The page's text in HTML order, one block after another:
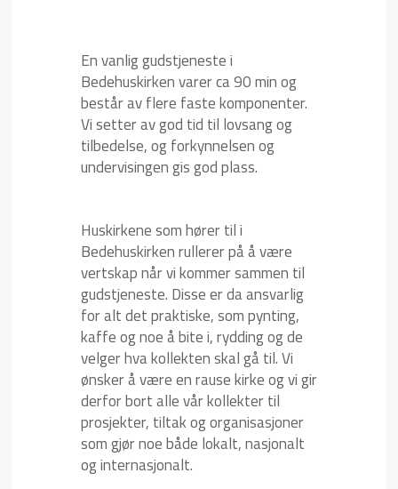
En vanlig gudstjeneste i
Bedehuskirken varer ca 90 min og
består av flere faste komponenter.
Vi setter av god tid til lovsang og
tilbedelse, og forkynnelsen og
undervisingen gis god plass.
Huskirkene som hører til i
Bedehuskirken rullerer på å være
vertskap når vi kommer sammen til
gudstjeneste. Disse er da ansvarlig
for alt det praktiske, som pynting,
kaffe og noe å bite i, rydding og de
velger hva kollekten skal gå til. Vi
ønsker å være en rause kirke og vi gir
derfor bort alle vår kollekter til
prosjekter, tiltak og organisasjoner
som gjør noe både lokalt, nasjonalt
og internasjonalt.